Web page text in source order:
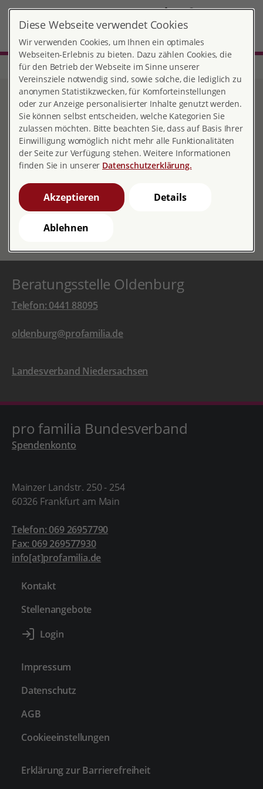
DE
Start Niedersachsen Beratungsstelle Oldenburg
Jahresberichte
Jahresbericht 2023
Jahresbericht 2022
Jahresbericht 2021
Beratungsstelle Oldenburg
Telefon: 0441 88095
oldenburg@profamilia.de
Landesverband Niedersachsen
pro familia Bundesverband
Spendenkonto
Mainzer Landstr. 250 - 254
60326 Frankfurt am Main
Telefon: 069 26957790
Fax: 069 269577930
info[at]profamilia.de
Kontakt
Stellenangebote
Impressum
Datenschutz
AGB
Cookieeinstellungen
Erklärung zur Barrierefreiheit
Diese Webseite verwendet Cookies
Wir verwenden Cookies, um Ihnen ein optimales
Webseiten-Erlebnis zu bieten. Dazu zählen Cookies, die
für den Betrieb der Webseite im Sinne unserer
Vereinsziele notwendig sind, sowie solche, die lediglich zu
anonymen Statistikzwecken, für Komforteinstellungen
oder zur Anzeige personalisierter Inhalte genutzt werden.
Sie können selbst entscheiden, welche Kategorien Sie
zulassen möchten. Bitte beachten Sie, dass auf Basis Ihrer
Einwilligung womöglich nicht mehr alle Funktionalitäten
der Seite zur Verfügung stehen. Weitere Informationen
finden Sie in unserer Datenschutzerklärung.
Akzeptieren Details
Ablehnen